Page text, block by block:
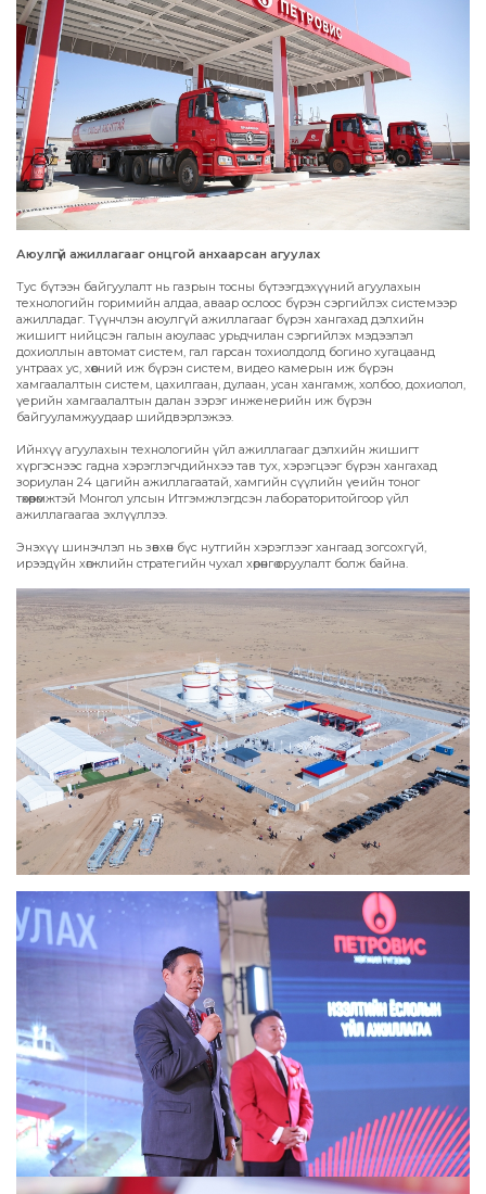
Аюулгүй ажиллагааг онцгой анхаарсан агуулах
Тус бүтээн байгуулалт нь газрын тосны бүтээгдэхүүний агуулахын
технологийн горимийн алдаа, аваар ослоос бүрэн сэргийлэх системээр
ажилладаг. Түүнчлэн аюулгүй ажиллагааг бүрэн хангахад дэлхийн
жишигт нийцсэн галын аюулаас урьдчилан сэргийлэх мэдээлэл
дохиоллын автомат систем, гал гарсан тохиолдолд богино хугацаанд
унтраах ус, хөөсний иж бүрэн систем, видео камерын иж бүрэн
хамгаалалтын систем, цахилгаан, дулаан, усан хангамж, холбоо, дохиолол,
үерийн хамгаалалтын далан зэрэг инженерийн иж бүрэн
байгууламжуудаар шийдвэрлэжээ.
Ийнхүү агуулахын технологийн үйл ажиллагааг дэлхийн жишигт
хүргэснээс гадна хэрэглэгчдийнхээ тав тух, хэрэгцээг бүрэн хангахад
зориулан 24 цагийн ажиллагаатай, хамгийн сүүлийн үеийн тоног
төхөөрөмжтэй Монгол улсын Итгэмжлэгдсэн лабораторитойгоор үйл
ажиллагаагаа эхлүүллээ.
Энэхүү шинэчлэл нь зөвхөн бүс нутгийн хэрэглээг хангаад зогсохгүй,
ирээдүйн хөгжлийн стратегийн чухал хөрөнгө оруулалт болж байна.